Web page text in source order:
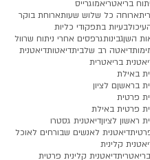
בריאטריאמוגרייס
ארוחה כל שלוש שעותארוחת בוקר
בעיות בתפקודי כליות
השןגבינותגרפסים אחרי ניתוח שרוול
דיאטה רב שלביתדיאטותדיאטנית
בריאטרית
באילת
בראשןם לציון
פרטית
פרטית באילת
ראשון לציוןדיאטנית גסטרו
דיאטנית לאנשים שבורחים לאוכל
קלינית
דיאטנית קלינית פרטית